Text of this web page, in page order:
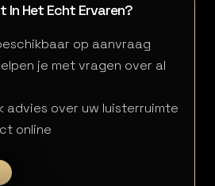
In Het Echt Ervaren?
op aanvraag
je met vragen over al
advies over uw luisterruimte
online